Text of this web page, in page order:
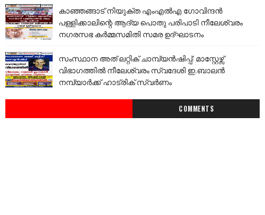
കാഞ്ഞങ്ങാട് നിയുക്ത എംഎൽഎ ഗോവിന്ദൻ
പള്ളിക്കാലിന്റെ ആദ്യ പൊതു പരിപാടി നീലേശ്വരം
നഗരസഭ കർമ്മസമിതി സമര ഉദ്ഘാടനം
സംസ്ഥാന അത് ലറ്റിക് ചാമ്പ്യൻഷിപ്പ്: മാസ്റ്റേഴ്സ്
വിഭാഗത്തിൽ നീലേശ്വരം സ്വദേശി ഇ.ബാലൻ
നമ്പ്യാർക്ക് ഹാട്രിക് സ്വർണം
COMMENTS